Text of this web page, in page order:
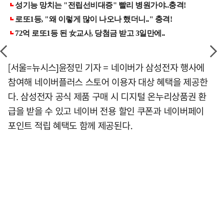
[서울=뉴시스]윤정민 기자 = 네이버가 삼성전자 행사에
참여해 네이버플러스 스토어 이용자 대상 혜택을 제공한
다. 삼성전자 공식 제품 구매 시 디지털 온누리상품권 환
급을 받을 수 있고 네이버 전용 할인 쿠폰과 네이버페이
포인트 적립 혜택도 함께 제공된다.